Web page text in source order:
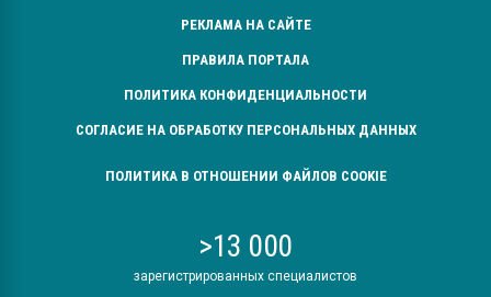
РЕКЛАМА НА САЙТЕ
ПРАВИЛА ПОРТАЛА
ПОЛИТИКА КОНФИДЕНЦИАЛЬНОСТИ
СОГЛАСИЕ НА ОБРАБОТКУ ПЕРСОНАЛЬНЫХ ДАННЫХ
ПОЛИТИКА В ОТНОШЕНИИ ФАЙЛОВ COOKIE
>13 000
зарегистрированных специалистов